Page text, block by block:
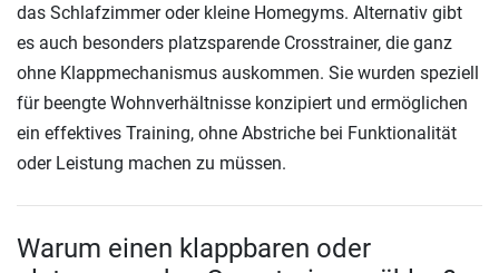
das Schlafzimmer oder kleine Homegyms. Alternativ gibt
es auch besonders platzsparende Crosstrainer, die ganz
ohne Klappmechanismus auskommen. Sie wurden speziell
für beengte Wohnverhältnisse konzipiert und ermöglichen
ein effektives Training, ohne Abstriche bei Funktionalität
oder Leistung machen zu müssen.
Warum einen klappbaren oder